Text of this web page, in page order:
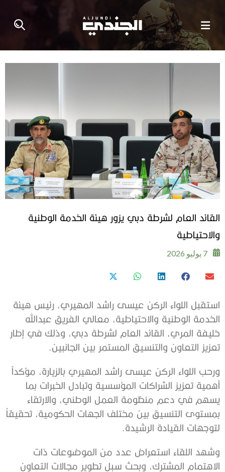
القائد العام لشرطة دبي يزور هيئة الخدمة الوطنية
والاحتياطية
7 يوليو 2026
استقبل اللواء الركن عيسى راشد المهيري، رئيس هيئة
الخدمة الوطنية والاحتياطية، معالي الفريق عبدالله
خليفة المري، القائد العام لشرطة دبي، وذلك في إطار
تعزيز التعاون والتنسيق المستمر بين الجانبين.
ورحب اللواء الركن عيسى راشد المهيري بالزيارة، مؤكداً
أهمية تعزيز الشراكات المؤسسية وتبادل الخبرات بما
يسهم في دعم منظومة العمل الوطني، والارتقاء
بمستوى التنسيق بين مختلف الجهات الحكومية، تحقيقاً
لتوجهات القيادة الرشيدة.
وشهد اللقاء استعراض عدد من الموضوعات ذات
الاهتمام المشترك، وبحث سبل تطوير مجالات التعاون